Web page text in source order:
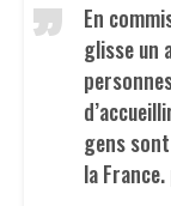
En
glisse un
gens
la France.